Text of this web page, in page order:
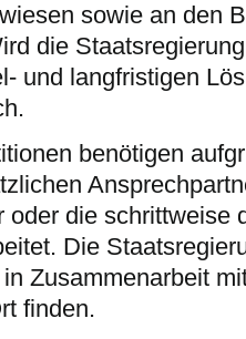
sowie an den
die
und langfristigen
benötigen
oder die schrittweise
Die
Zusammenarbeit
finden.